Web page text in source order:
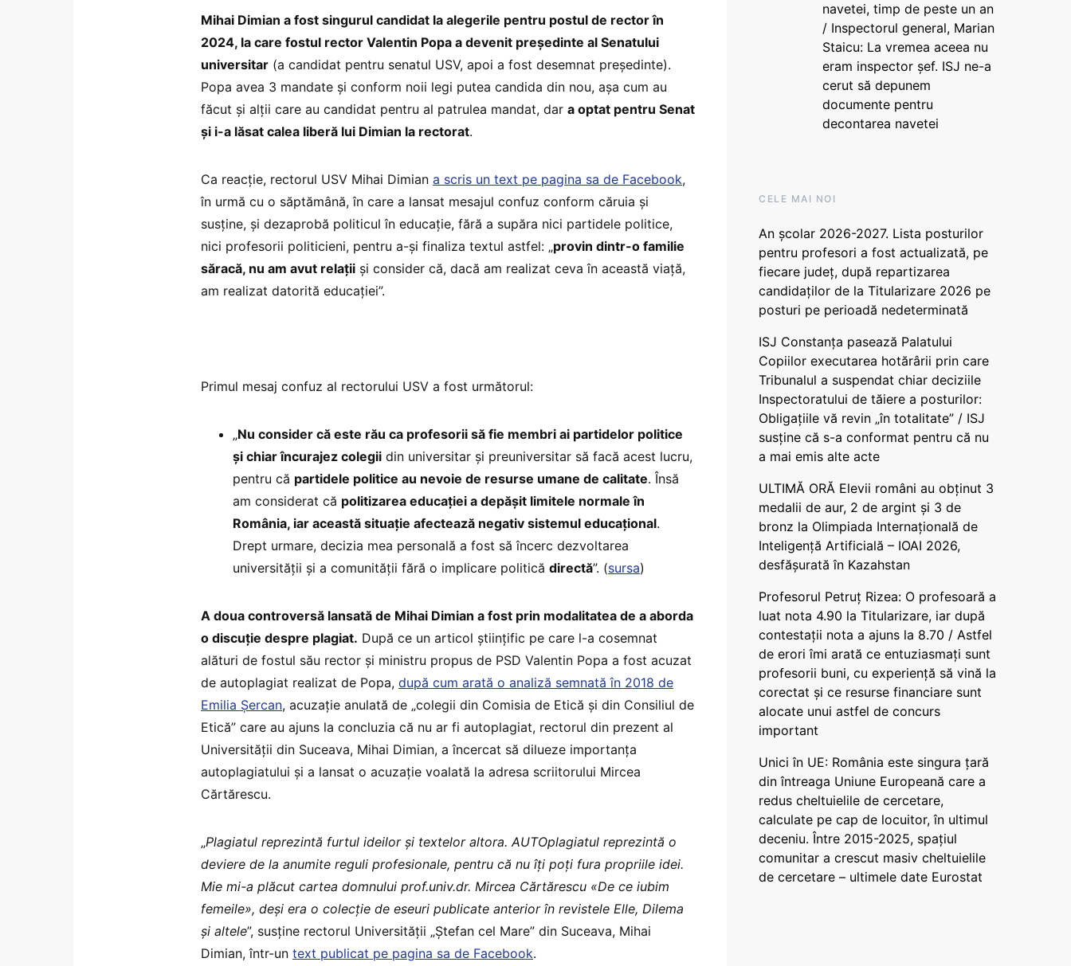
Mihai Dimian a fost singurul candidat la alegerile pentru postul de rector în
2024, la care fostul rector Valentin Popa a devenit președinte al Senatului
universitar (a candidat pentru senatul USV, apoi a fost desemnat președinte).
Popa avea 3 mandate și conform noii legi putea candida din nou, așa cum au
făcut și alții care au candidat pentru al patrulea mandat, dar a optat pentru Senat
și i-a lăsat calea liberă lui Dimian la rectorat.
Ca reacție, rectorul USV Mihai Dimian a scris un text pe pagina sa de Facebook,
în urmă cu o săptămână, în care a lansat mesajul confuz conform căruia și
susține, și dezaprobă politicul în educație, fără a supăra nici partidele politice,
nici profesorii politicieni, pentru a-și finaliza textul astfel: „provin dintr-o familie
săracă, nu am avut relaţii şi consider că, dacă am realizat ceva în această viaţă,
am realizat datorită educaţiei”.
Primul mesaj confuz al rectorului USV a fost următorul:
„Nu consider că este rău ca profesorii să fie membri ai partidelor politice
şi chiar încurajez colegii din universitar şi preuniversitar să facă acest lucru,
pentru că partidele politice au nevoie de resurse umane de calitate. Însă
am considerat că politizarea educaţiei a depăşit limitele normale în
România, iar această situaţie afectează negativ sistemul educaţional.
Drept urmare, decizia mea personală a fost să încerc dezvoltarea
universităţii şi a comunităţii fără o implicare politică directă”. (sursa)
A doua controversă lansată de Mihai Dimian a fost prin modalitatea de a aborda
o discuție despre plagiat. După ce un articol științific pe care l-a cosemnat
alături de fostul său rector și ministru propus de PSD Valentin Popa a fost acuzat
de autoplagiat realizat de Popa, după cum arată o analiză semnată în 2018 de
Emilia Șercan, acuzație anulată de „colegii din Comisia de Etică și din Consiliul de
Etică” care au ajuns la concluzia că nu ar fi autoplagiat, rectorul din prezent al
Universității din Suceava, Mihai Dimian, a încercat să dilueze importanța
autoplagiatului și a lansat o acuzație voalată la adresa scriitorului Mircea
Cărtărescu.
„Plagiatul reprezintă furtul ideilor şi textelor altora. AUTOplagiatul reprezintă o
deviere de la anumite reguli profesionale, pentru că nu îţi poţi fura propriile idei.
Mie mi-a plăcut cartea domnului prof.univ.dr. Mircea Cărtărescu «De ce iubim
femeile», deşi era o colecţie de eseuri publicate anterior în revistele Elle, Dilema
şi altele”, susține rectorul Universității „Ștefan cel Mare” din Suceava, Mihai
Dimian, într-un text publicat pe pagina sa de Facebook.
navetei, timp de peste un an
/ Inspectorul general, Marian
Staicu: La vremea aceea nu
eram inspector șef. ISJ ne-a
cerut să depunem
documente pentru
decontarea navetei
CELE MAI NOI
An școlar 2026-2027. Lista posturilor
pentru profesori a fost actualizată, pe
fiecare județ, după repartizarea
candidaților de la Titularizare 2026 pe
posturi pe perioadă nedeterminată
ISJ Constanța pasează Palatului
Copiilor executarea hotărârii prin care
Tribunalul a suspendat chiar deciziile
Inspectoratului de tăiere a posturilor:
Obligațiile vă revin „în totalitate” / ISJ
susține că s-a conformat pentru că nu
a mai emis alte acte
ULTIMĂ ORĂ Elevii români au obținut 3
medalii de aur, 2 de argint și 3 de
bronz la Olimpiada Internațională de
Inteligență Artificială – IOAI 2026,
desfășurată în Kazahstan
Profesorul Petruț Rizea: O profesoară a
luat nota 4.90 la Titularizare, iar după
contestații nota a ajuns la 8.70 / Astfel
de erori îmi arată ce entuziasmați sunt
profesorii buni, cu experiență să vină la
corectat și ce resurse financiare sunt
alocate unui astfel de concurs
important
Unici în UE: România este singura țară
din întreaga Uniune Europeană care a
redus cheltuielile de cercetare,
calculate pe cap de locuitor, în ultimul
deceniu. Între 2015-2025, spațiul
comunitar a crescut masiv cheltuielile
de cercetare – ultimele date Eurostat